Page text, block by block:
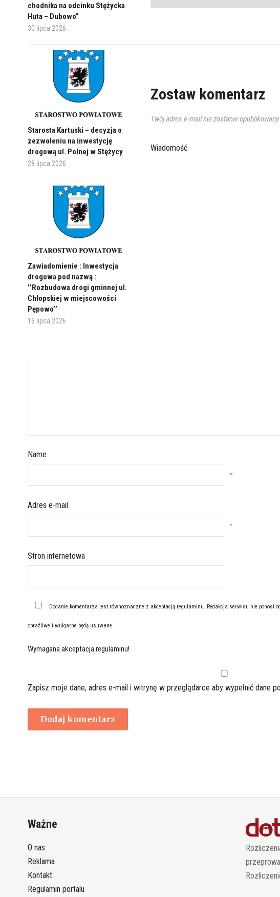
chodnika na odcinku Stężycka
Huta – Dubowo”
30 lipca 2026
Starosta Kartuski – decyzja o
zezwoleniu na inwestycję
drogową ul. Polnej w Stężycy
28 lipca 2026
Zawiadomienie : Inwestycja
drogowa pod nazwą :
’’Rozbudowa drogi gminnej ul.
Chłopskiej w miejscowości
Pępowo’’
16 lipca 2026
Zostaw komentarz
Twój adres e-mail nie zostanie opublikowany.
Wiadomość
Name
*
Adres e-mail
*
Stron internetowa
Dodanie komentarza jest równoznaczne z akceptacją regulaminu. Redakcja serwisu nie ponosi
obraźliwe i wulgarne będą usuwane.
Wymagana akceptacja regulaminu!
Zapisz moje dane, adres e-mail i witrynę w przeglądarce aby wypełnić dane
Ważne
O nas
Reklama
Kontakt
Regulamin portalu